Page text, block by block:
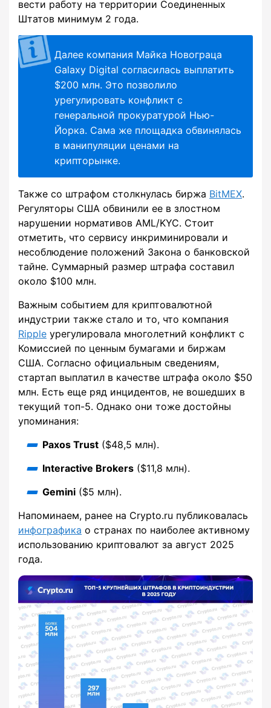
вести работу на территории Соединенных
Штатов минимум 2 года.
Далее компания Майка Новограца
Galaxy Digital согласилась выплатить
$200 млн. Это позволило
урегулировать конфликт с
генеральной прокуратурой Нью-
Йорка. Сама же площадка обвинялась
в манипуляции ценами на
крипторынке.
Также со штрафом столкнулась биржа BitMEX.
Регуляторы США обвинили ее в злостном
нарушении нормативов AML/KYC. Стоит
отметить, что сервису инкриминировали и
несоблюдение положений Закона о банковской
тайне. Суммарный размер штрафа составил
около $100 млн.
Важным событием для криптовалютной
индустрии также стало и то, что компания
Ripple урегулировала многолетний конфликт с
Комиссией по ценным бумагами и биржам
США. Согласно официальным сведениям,
стартап выплатил в качестве штрафа около $50
млн. Есть еще ряд инцидентов, не вошедших в
текущий топ-5. Однако они тоже достойны
упоминания:
Paxos Trust ($48,5 млн).
Interactive Brokers ($11,8 млн).
Gemini ($5 млн).
Напоминаем, ранее на Crypto.ru публиковалась
инфографика о странах по наиболее активному
использованию криптовалют за август 2025
года.